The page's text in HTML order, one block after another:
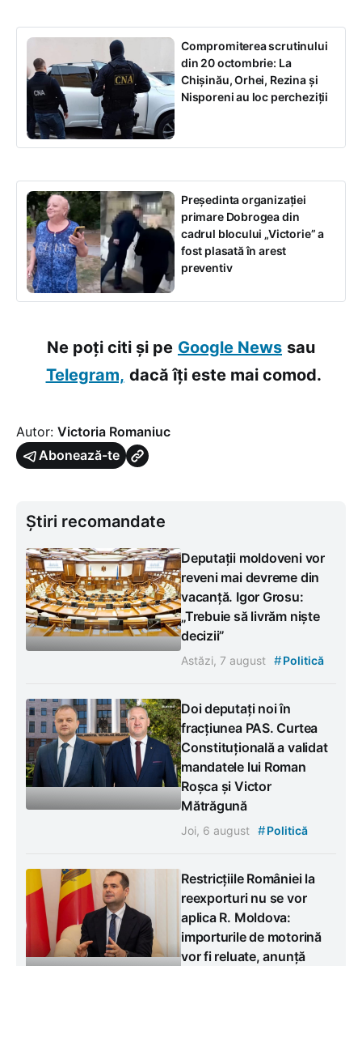
Compromiterea scrutinului
din 20 octombrie: La
Chișinău, Orhei, Rezina și
Nisporeni au loc percheziții
Președinta organizației
primare Dobrogea din
cadrul blocului „Victorie” a
fost plasată în arest
preventiv
Ne poți citi și pe Google News sau
Telegram, dacă îți este mai comod.
Autor: Victoria Romaniuc
Abonează-te
Știri recomandate
Deputații moldoveni vor
reveni mai devreme din
vacanță. Igor Grosu:
„Trebuie să livrăm niște
decizii”
Astăzi, 7 august #Politică
Doi deputați noi în
fracțiunea PAS. Curtea
Constituțională a validat
mandatele lui Roman
Roșca și Victor
Mătrăgună
Joi, 6 august #Politică
Restricțiile României la
reexporturi nu se vor
aplica R. Moldova:
importurile de motorină
vor fi reluate, anunță